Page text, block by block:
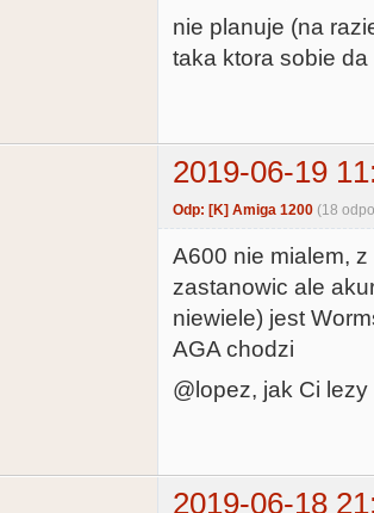
nie planuje (na
taka ktora sobie
2019-06-19
Odp: [K] Amiga 1200 (18
A600 nie mialem,
zastanowic ale
niewiele) jest
AGA chodzi
@lopez, jak Ci
2019-06-18